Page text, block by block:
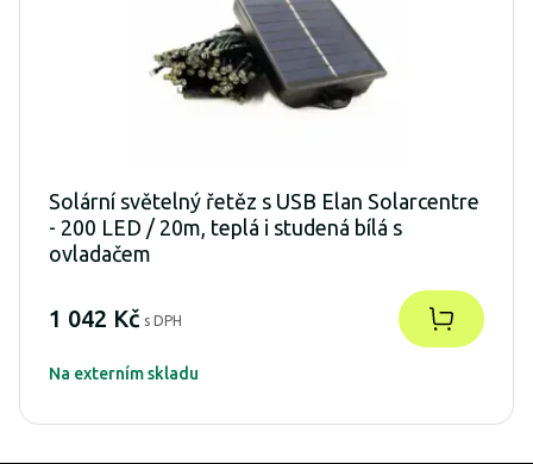
Solární světelný řetěz s USB Elan Solarcentre
- 200 LED / 20m, teplá i studená bílá s
ovladačem
1 042 Kč s DPH
Na externím skladu